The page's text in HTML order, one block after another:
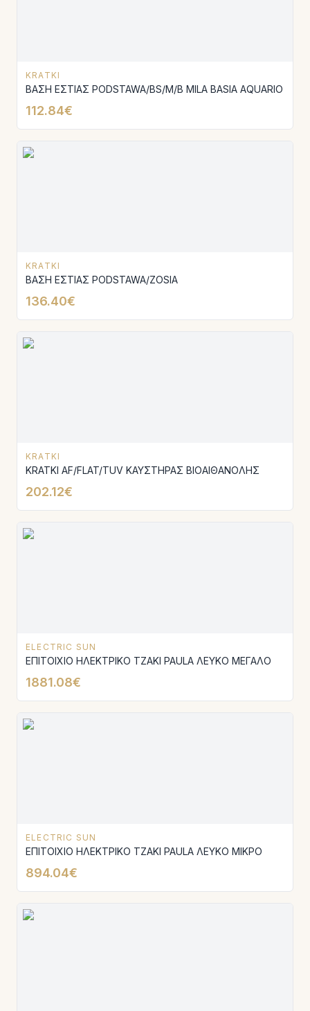
KRATKI
ΒΑΣΗ ΕΣΤΙΑΣ PODSTAWA/BS/M/B MILA BASIA AQUARIO
112.84€
KRATKI
ΒΑΣΗ ΕΣΤΙΑΣ PODSTAWA/ZOSIA
136.40€
KRATKI
KRATKI AF/FLAT/TUV ΚΑΥΣΤΗΡΑΣ ΒΙΟΑΙΘΑΝΟΛΗΣ
202.12€
ELECTRIC SUN
ΕΠΙΤΟΙΧΙΟ ΗΛΕΚΤΡΙΚΟ ΤΖΑΚΙ PAULA ΛΕΥΚΟ ΜΕΓΑΛΟ
1881.08€
ELECTRIC SUN
ΕΠΙΤΟΙΧΙΟ ΗΛΕΚΤΡΙΚΟ ΤΖΑΚΙ PAULA ΛΕΥΚΟ ΜΙΚΡΟ
894.04€